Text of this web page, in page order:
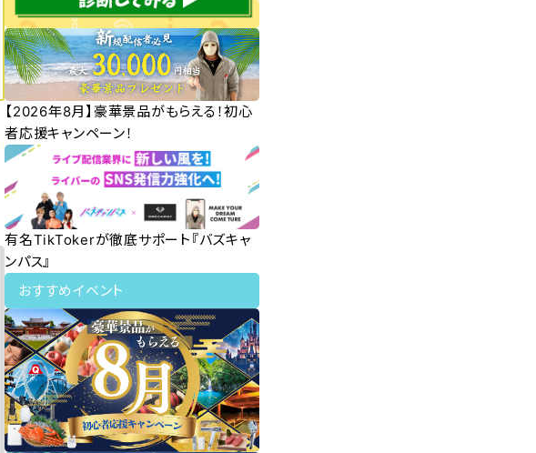
【2026年8月】豪華景品がもらえる！初心
者応援キャンペーン！
有名TikTokerが徹底サポート『バズキャ
ンパス』
おすすめイベント